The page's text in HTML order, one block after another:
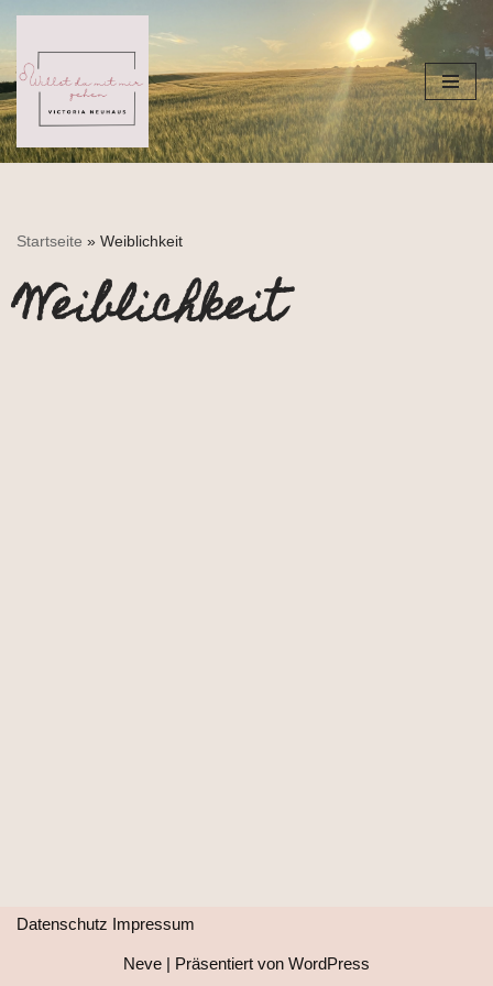
Zum
Inhalt
springen
Startseite » Weiblichkeit
Weiblichkeit
Datenschutz Impressum
Neve | Präsentiert von WordPress